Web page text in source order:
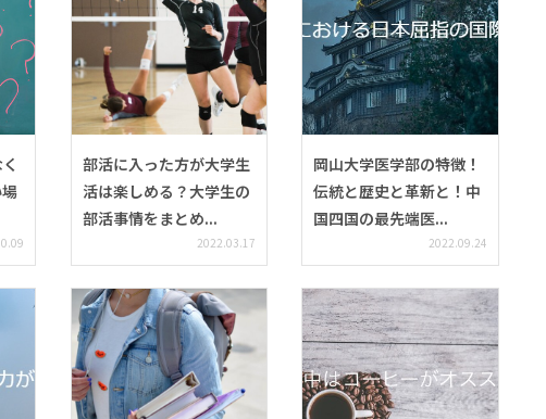
部活に入った方が大学生
活は楽しめる？大学生の
部活事情をまとめ...
2022.03.17
岡山大学医学部の特徴！
伝統と歴史と革新と！中
国四国の最先端医...
2022.09.24